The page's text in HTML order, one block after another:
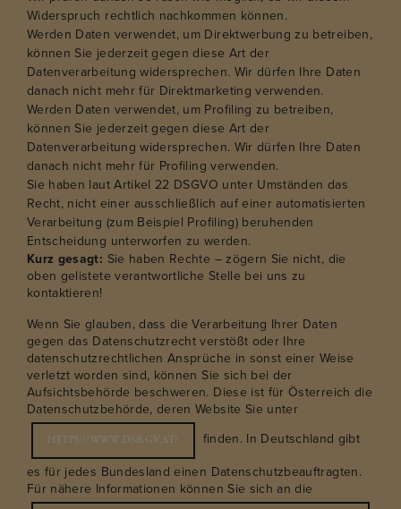
Widerspruch rechtlich nachkommen können.
Werden Daten verwendet, um Direktwerbung zu betreiben,
können Sie jederzeit gegen diese Art der
Datenverarbeitung widersprechen. Wir dürfen Ihre Daten
danach nicht mehr für Direktmarketing verwenden.
Werden Daten verwendet, um Profiling zu betreiben,
können Sie jederzeit gegen diese Art der
Datenverarbeitung widersprechen. Wir dürfen Ihre Daten
danach nicht mehr für Profiling verwenden.
Sie haben laut Artikel 22 DSGVO unter Umständen das
Recht, nicht einer ausschließlich auf einer automatisierten
Verarbeitung (zum Beispiel Profiling) beruhenden
Entscheidung unterworfen zu werden.
Kurz gesagt: Sie haben Rechte – zögern Sie nicht, die
oben gelistete verantwortliche Stelle bei uns zu
kontaktieren!
Wenn Sie glauben, dass die Verarbeitung Ihrer Daten
gegen das Datenschutzrecht verstößt oder Ihre
datenschutzrechtlichen Ansprüche in sonst einer Weise
verletzt worden sind, können Sie sich bei der
Aufsichtsbehörde beschweren. Diese ist für Österreich die
Datenschutzbehörde, deren Website Sie unter
HTTPS://WWW.DSB.GV.AT/
finden. In Deutschland gibt
es für jedes Bundesland einen Datenschutzbeauftragten.
Für nähere Informationen können Sie sich an die